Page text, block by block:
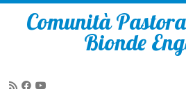
Comunità
Bionde